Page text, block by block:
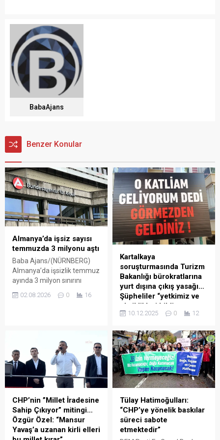
BabaAjans
Benzer Konular
Almanya’da işsiz sayısı
temmuzda 3 milyonu aştı
Baba Ajans/(NÜRNBERG)
Almanya’da işsizlik temmuz
ayında 3 milyon sınırını
iş gücü piyasası
sayısı 3 milyon 7 bine
yükselirken, açık iş
pozisyonları ve mesleki
eğitim kontenjanlarında da
düşüş yaşandı. Almanya’da
işsizlik, temmuz ayında 3
milyonun...
02.08.2026 0 16
Kartalkaya
soruşturmasında Turizm
Bakanlığı bürokratlarına
yurt dışına çıkış yasağı…
Şüpheliler “yetkimiz ve
eksiklikleri bildirme
sorumluluğumuz yok”
78 kişinin hayatını kaybettiği,
137 kişinin yaralandığı Grand
Kartal Otel yangını faciasına
ilişkin devam eden
soruşturma kapsamında
Bolu 1. Sulh Ceza Hakimliği
Turizm Bakanlığı’nın 9
personeline “taksirle ölüme
ve yaralanmaya neden olma
suçunun vasfı, mahiyeti,
10.12.2025 0 12
CHP’nin ”Millet İradesine
Sahip Çıkıyor” mitingi…
Özgür Özel: “Mansur
Yavaş’a uzanan kirli elleri
Tülay Hatimoğulları:
“CHP’ye yönelik baskılar
süreci sabote
etmektedir”